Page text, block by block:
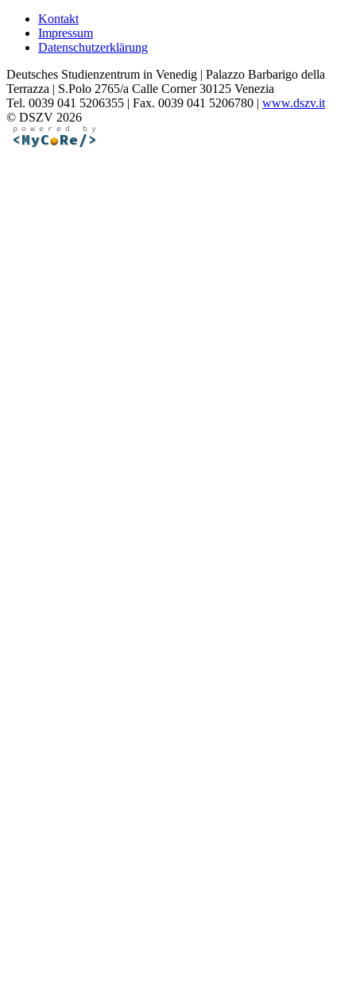
Kontakt
Impressum
Datenschutzerklärung
Deutsches Studienzentrum in Venedig | Palazzo Barbarigo della
Terrazza | S.Polo 2765/a Calle Corner 30125 Venezia
Tel. 0039 041 5206355 | Fax. 0039 041 5206780 | www.dszv.it
© DSZV 2026